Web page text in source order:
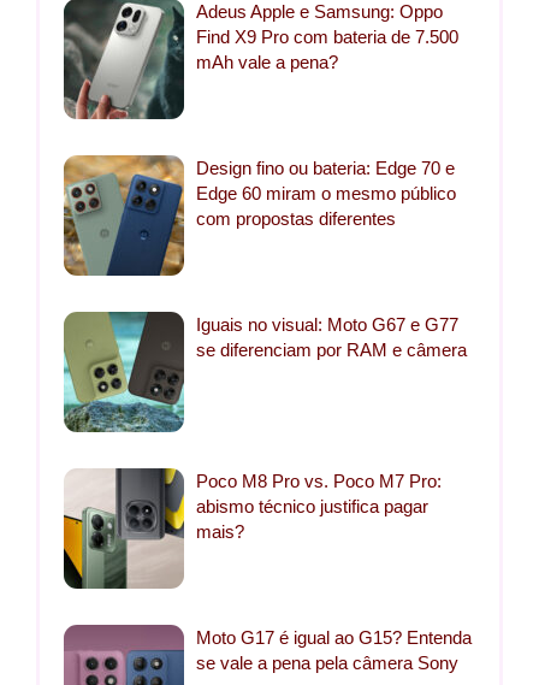
Adeus Apple e Samsung: Oppo
Find X9 Pro com bateria de 7.500
mAh vale a pena?
Design fino ou bateria: Edge 70 e
Edge 60 miram o mesmo público
com propostas diferentes
Iguais no visual: Moto G67 e G77
se diferenciam por RAM e câmera
Poco M8 Pro vs. Poco M7 Pro:
abismo técnico justifica pagar
mais?
Moto G17 é igual ao G15? Entenda
se vale a pena pela câmera Sony